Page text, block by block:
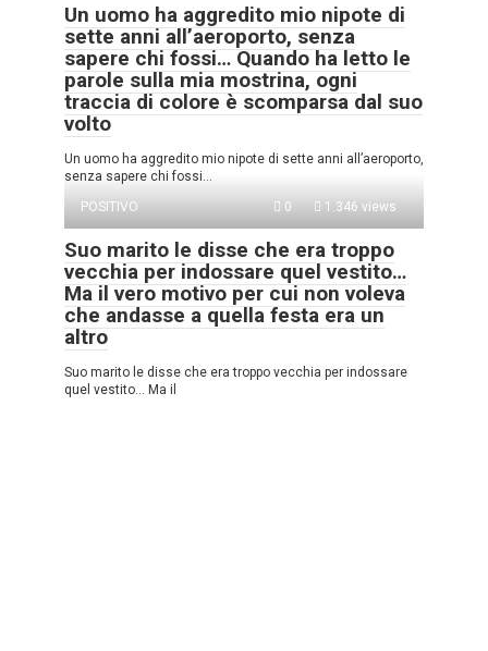
Un uomo ha aggredito mio nipote di
sette anni all’aeroporto, senza
sapere chi fossi… Quando ha letto le
parole sulla mia mostrina, ogni
traccia di colore è scomparsa dal suo
volto
Un uomo ha aggredito mio nipote di sette anni all’aeroporto,
senza sapere chi fossi…
POSITIVO
0 1.346 views
Suo marito le disse che era troppo
vecchia per indossare quel vestito…
Ma il vero motivo per cui non voleva
che andasse a quella festa era un
altro
Suo marito le disse che era troppo vecchia per indossare
quel vestito… Ma il